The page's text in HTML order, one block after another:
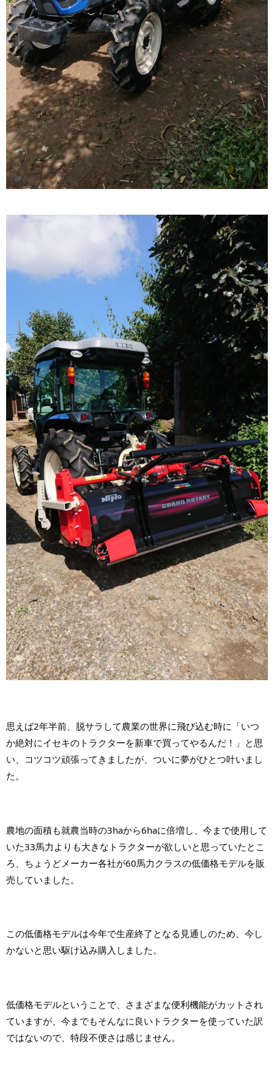
思えば2年半前、脱サラして農業の世界に飛び込む時に「いつ
か絶対にイセキのトラクターを新車で買ってやるんだ！」と思
い、コツコツ頑張ってきましたが、ついに夢がひとつ叶いまし
た。
農地の面積も就農当時の3haから6haに倍増し、今まで使用して
いた33馬力よりも大きなトラクターが欲しいと思っていたとこ
ろ、ちょうどメーカー各社が60馬力クラスの低価格モデルを販
売していました。
この低価格モデルは今年で生産終了となる見通しのため、今し
かないと思い駆け込み購入しました。
低価格モデルということで、さまざまな便利機能がカットされ
ていますが、今までもそんなに良いトラクターを使っていた訳
ではないので、特段不便さは感じません。